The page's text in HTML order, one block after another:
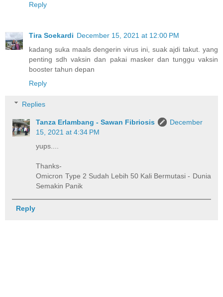
Reply
Tira Soekardi December 15, 2021 at 12:00 PM
kadang suka maals dengerin virus ini, suak ajdi takut. yang
penting sdh vaksin dan pakai masker dan tunggu vaksin
booster tahun depan
Reply
Replies
Tanza Erlambang - Sawan Fibriosis
December
15, 2021 at 4:34 PM
yups....
Thanks-
Omicron Type 2 Sudah Lebih 50 Kali Bermutasi - Dunia
Semakin Panik
Reply